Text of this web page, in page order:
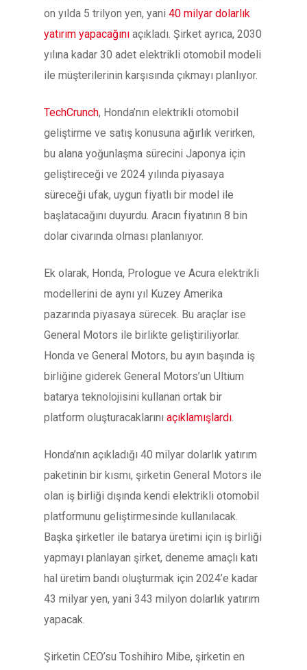
on yılda 5 trilyon yen, yani 40 milyar dolarlık
yatırım yapacağını açıkladı. Şirket ayrıca, 2030
yılına kadar 30 adet elektrikli otomobil modeli
ile müşterilerinin karşısında çıkmayı planlıyor.
TechCrunch, Honda’nın elektrikli otomobil
geliştirme ve satış konusuna ağırlık verirken,
bu alana yoğunlaşma sürecini Japonya için
geliştireceği ve 2024 yılında piyasaya
süreceği ufak, uygun fiyatlı bir model ile
başlatacağını duyurdu. Aracın fiyatının 8 bin
dolar civarında olması planlanıyor.
Ek olarak, Honda, Prologue ve Acura elektrikli
modellerini de aynı yıl Kuzey Amerika
pazarında piyasaya sürecek. Bu araçlar ise
General Motors ile birlikte geliştiriliyorlar.
Honda ve General Motors, bu ayın başında iş
birliğine giderek General Motors’un Ultium
batarya teknolojisini kullanan ortak bir
platform oluşturacaklarını açıklamışlardı.
Honda’nın açıkladığı 40 milyar dolarlık yatırım
paketinin bir kısmı, şirketin General Motors ile
olan iş birliği dışında kendi elektrikli otomobil
platformunu geliştirmesinde kullanılacak.
Başka şirketler ile batarya üretimi için iş birliği
yapmayı planlayan şirket, deneme amaçlı katı
hal üretim bandı oluşturmak için 2024’e kadar
43 milyar yen, yani 343 milyon dolarlık yatırım
yapacak.
Şirketin CEO’su Toshihiro Mibe, şirketin en